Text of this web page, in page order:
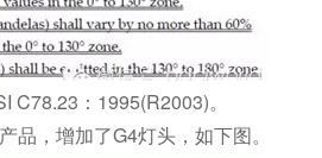
：1995(R2003)。
，增加了G4灯头，如下图。